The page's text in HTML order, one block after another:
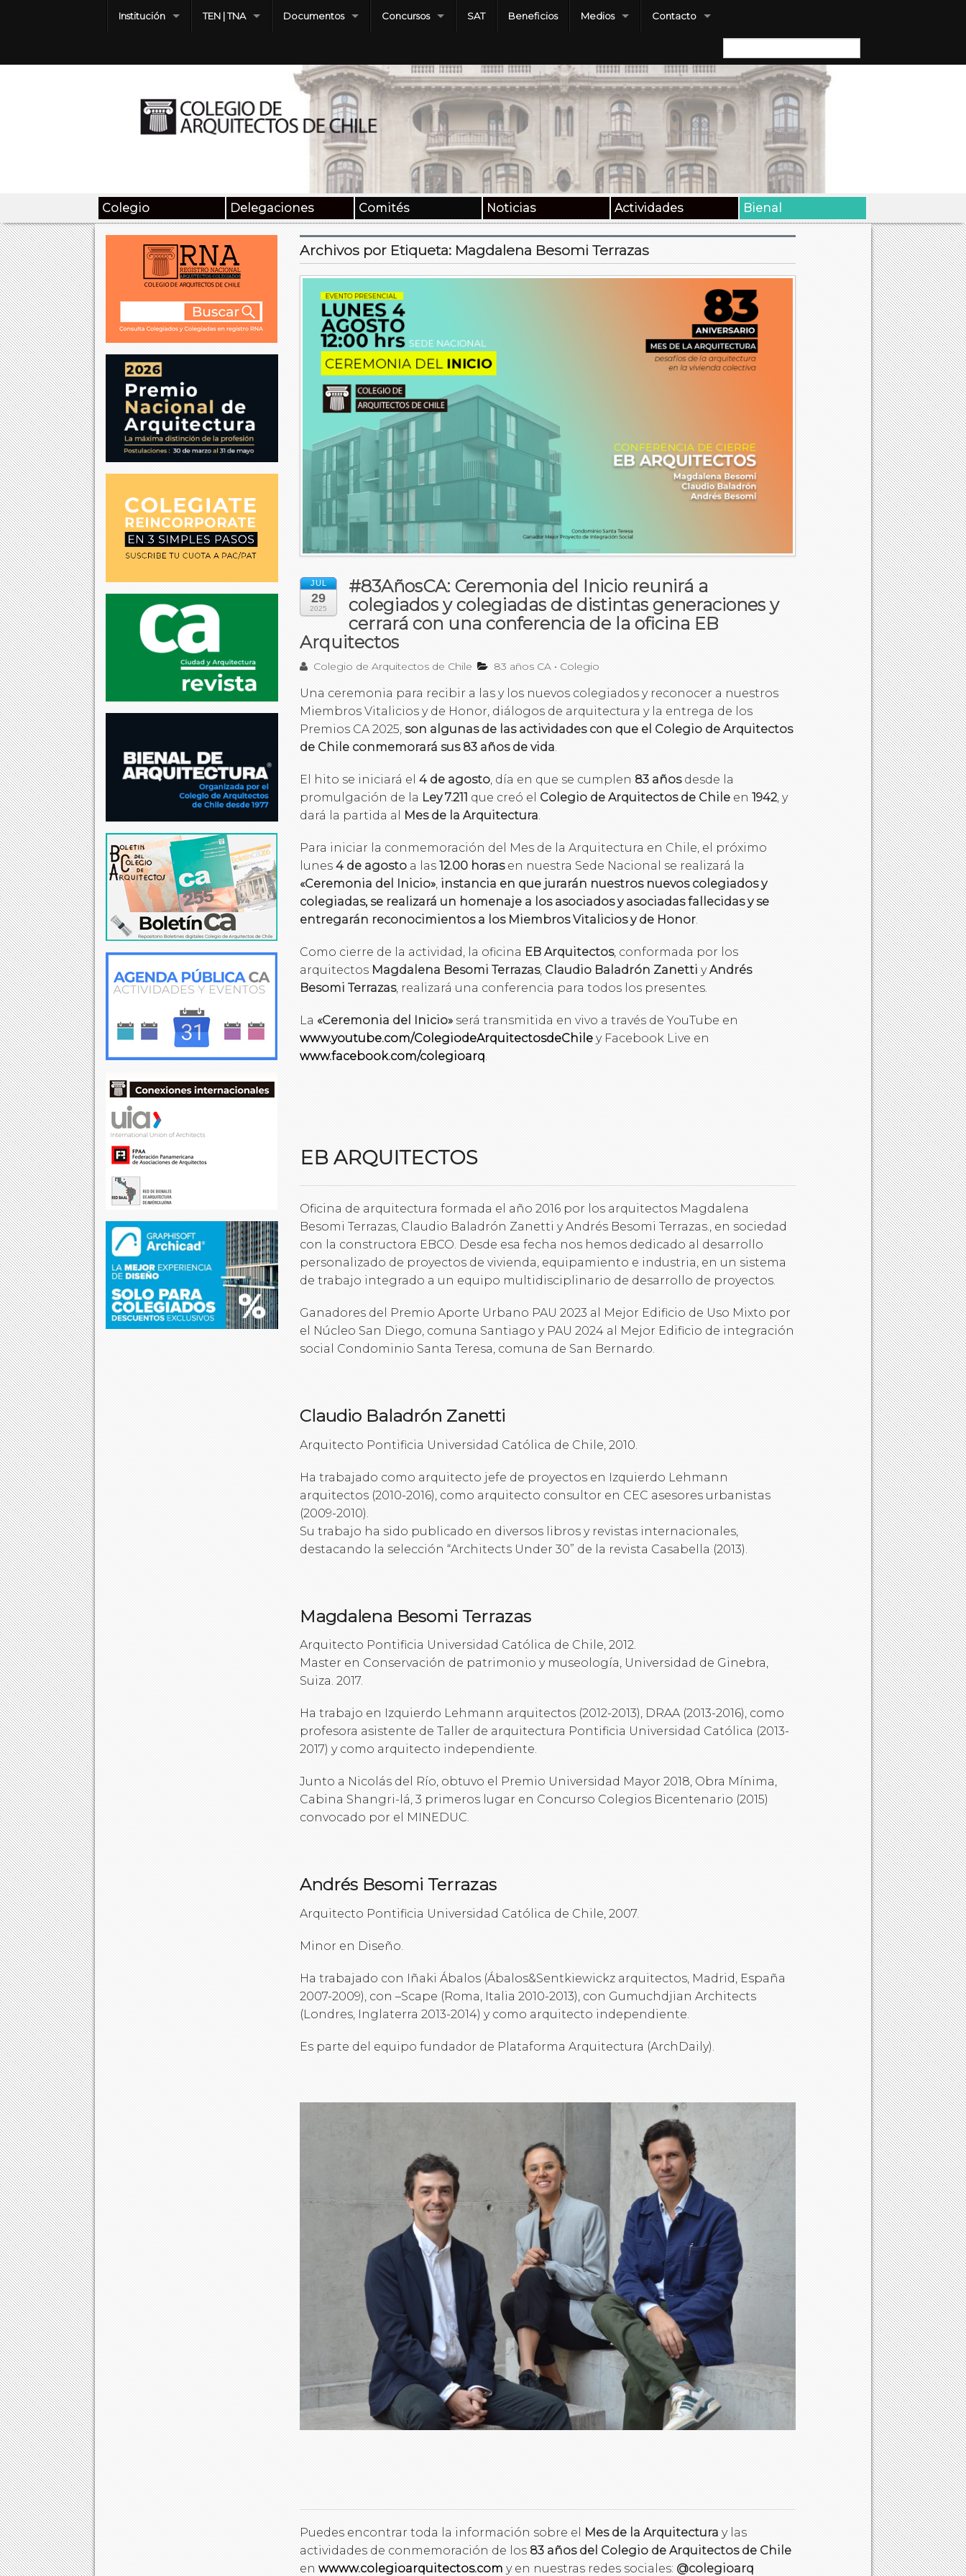
Institución TEN | TNA Documentos Concursos SAT Beneficios Medios Contacto
Buscar:
Colegio Delegaciones Comités Noticias Actividades Bienal
Archivos por Etiqueta: Magdalena Besomi Terrazas
JUL
29
2025
#83AñosCA: Ceremonia del Inicio reunirá a
colegiados y colegiadas de distintas generaciones y
cerrará con una conferencia de la oficina EB
Arquitectos
Colegio de Arquitectos de Chile 83 años CA • Colegio
Una ceremonia para recibir a las y los nuevos colegiados y reconocer a nuestros
Miembros Vitalicios y de Honor, diálogos de arquitectura y la entrega de los
Premios CA 2025, son algunas de las actividades con que el Colegio de Arquitectos
de Chile conmemorará sus 83 años de vida.
El hito se iniciará el 4 de agosto, día en que se cumplen 83 añosdesde la
promulgación de la Ley 7.211 que creó el Colegio de Arquitectos de Chile en 1942, y
dará la partida al
Mes de la Arquitectura.
Para iniciar la conmemoración del Mes de la Arquitectura en Chile, el próximo
lunes 4 de agosto a las 12.00 horasen nuestra Sede Nacional se realizará la
«Ceremonia del Inicio», instancia en que jurarán nuestros nuevos colegiados y
colegiadas, se realizará un homenaje a los asociados y asociadas fallecidas y se
entregarán reconocimientos a los Miembros Vitalicios y de Honor.
Como cierre de la actividad, la oficina EB Arquitectos, conformada por los
arquitectos Magdalena Besomi Terrazas, Claudio Baladrón Zanetti yAndrés
Besomi Terrazas, realizará una conferencia para todos los presentes.
La «Ceremonia del Inicio» será transmitida en vivo a través de YouTube en
www.youtube.com/ColegiodeArquitectosdeChile y Facebook Live en
www.facebook.com/colegioarq.
EB ARQUITECTOS
Oficina de arquitectura formada el año 2016 por los arquitectos Magdalena
Besomi Terrazas, Claudio Baladrón Zanetti y Andrés Besomi Terrazas., en sociedad
con la constructora EBCO. Desde esa fecha nos hemos dedicado al desarrollo
personalizado de proyectos de vivienda, equipamiento e industria, en un sistema
de trabajo integrado a un equipo multidisciplinario de desarrollo de proyectos.
Ganadores del Premio Aporte Urbano PAU 2023 al Mejor Edificio de Uso Mixto por
el Núcleo San Diego, comuna Santiago y PAU 2024 al Mejor Edificio de integración
social Condominio Santa Teresa, comuna de San Bernardo.
Claudio Baladrón Zanetti
Arquitecto Pontificia Universidad Católica de Chile, 2010.
Ha trabajado como arquitecto jefe de proyectos en Izquierdo Lehmann
arquitectos (2010-2016), como arquitecto consultor en CEC asesores urbanistas
(2009-2010).
Su trabajo ha sido publicado en diversos libros y revistas internacionales,
destacando la selección “Architects Under 30” de la revista Casabella (2013).
Magdalena Besomi Terrazas
Arquitecto Pontificia Universidad Católica de Chile, 2012.
Master en Conservación de patrimonio y museología, Universidad de Ginebra,
Suiza. 2017.
Ha trabajo en Izquierdo Lehmann arquitectos (2012-2013), DRAA (2013-2016), como
profesora asistente de Taller de arquitectura Pontificia Universidad Católica (2013-
2017) y como arquitecto independiente.
Junto a Nicolás del Río, obtuvo el Premio Universidad Mayor 2018, Obra Mínima,
Cabina Shangri-lá, 3 primeros lugar en Concurso Colegios Bicentenario (2015)
convocado por el MINEDUC.
Andrés Besomi Terrazas
Arquitecto Pontificia Universidad Católica de Chile, 2007.
Minor en Diseño.
Ha trabajado con Iñaki Ábalos (Ábalos&Sentkiewickz arquitectos, Madrid, España
2007-2009), con –Scape (Roma, Italia 2010-2013), con Gumuchdjian Architects
(Londres, Inglaterra 2013-2014) y como arquitecto independiente.
Es parte del equipo fundador de Plataforma Arquitectura (ArchDaily).
Puedes encontrar toda la información sobre el Mes de la Arquitectura y las
actividades de conmemoración de los 83 años del Colegio de Arquitectos de Chile
en wwww.colegioarquitectos.com y en nuestras redes sociales: @colegioarq